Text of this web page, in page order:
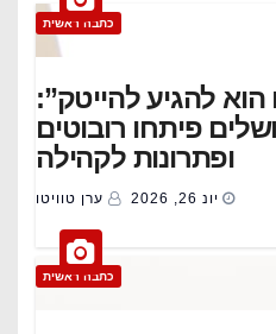
כתבה ראשית
להגיע להייטק”:
פיתחו רובוטים
ופתרונות לקהילה
יונ 26, 2026 ערן טוויטו
כתבה ראשית